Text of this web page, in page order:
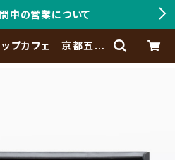
中の営業について
ップカフェ 京都五山